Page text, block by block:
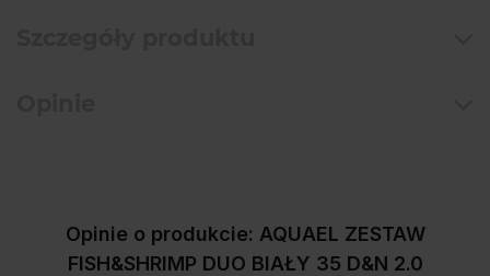
Opinie o produkcie: AQUAEL ZESTAW
FISH&SHRIMP DUO BIAŁY 35 D&N 2.0